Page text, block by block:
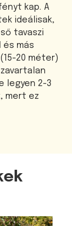
kap. A
ideálisak,
tavaszi
és más
20 méter)
legyen 2-3
mert ez